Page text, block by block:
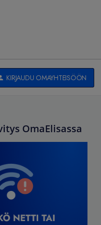
KIRJAUDU OMAYHTEISÖÖN
OmaElisassa